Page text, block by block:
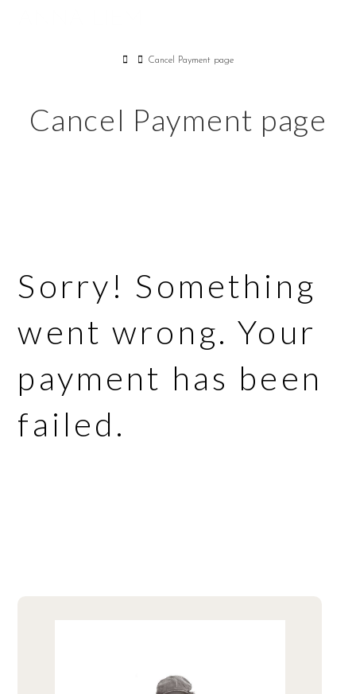
HomeCancel Payment page
Cancel Payment page
Sorry! Something
went wrong. Your
payment has been
failed.